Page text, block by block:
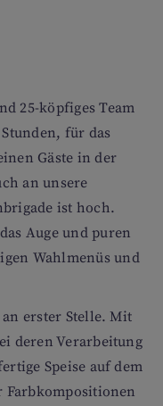
25-köpfiges Team
für das
Gäste in der
an unsere
ist hoch.
Auge und puren
Wahlmenüs und
erster Stelle. Mit
deren Verarbeitung
Speise auf dem
Farbkompositionen